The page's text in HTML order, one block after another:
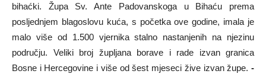
bihaćki. Župa Sv. Ante Padovanskoga u Bihaću prema
posljednjem blagoslovu kuća, s početka ove godine, imala je
malo više od 1.500 vjernika stalno nastanjenih na njezinu
području. Veliki broj župljana borave i rade izvan granica
Bosne i Hercegovine i više od šest mjeseci žive izvan župe. -